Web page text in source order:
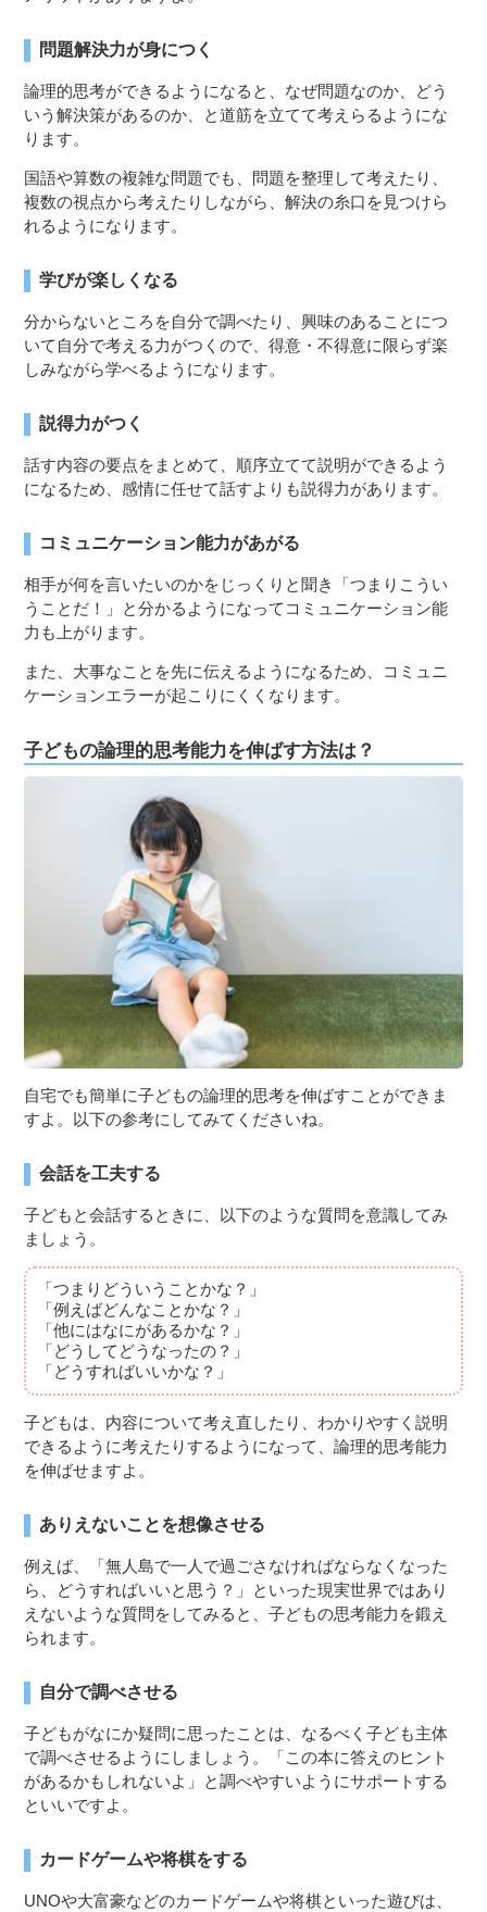
問題解決力が身につく
論理的思考ができるようになると、なぜ問題なのか、どう
いう解決策があるのか、と道筋を立てて考えらるようにな
ります。
国語や算数の複雑な問題でも、問題を整理して考えたり、
複数の視点から考えたりしながら、解決の糸口を見つけら
れるようになります。
学びが楽しくなる
分からないところを自分で調べたり、興味のあることにつ
いて自分で考える力がつくので、得意・不得意に限らず楽
しみながら学べるようになります。
説得力がつく
話す内容の要点をまとめて、順序立てて説明ができるよう
になるため、感情に任せて話すよりも説得力があります。
コミュニケーション能力があがる
相手が何を言いたいのかをじっくりと聞き「つまりこうい
うことだ！」と分かるようになってコミュニケーション能
力も上がります。
また、大事なことを先に伝えるようになるため、コミュニ
ケーションエラーが起こりにくくなります。
子どもの論理的思考能力を伸ばす方法は？
自宅でも簡単に子どもの論理的思考を伸ばすことができま
すよ。以下の参考にしてみてくださいね。
会話を工夫する
子どもと会話するときに、以下のような質問を意識してみ
ましょう。
「つまりどういうことかな？」
「例えばどんなことかな？」
「他にはなにがあるかな？」
「どうしてどうなったの？」
「どうすればいいかな？」
子どもは、内容について考え直したり、わかりやすく説明
できるように考えたりするようになって、論理的思考能力
を伸ばせますよ。
ありえないことを想像させる
例えば、「無人島で一人で過ごさなければならなくなった
ら、どうすればいいと思う？」といった現実世界ではあり
えないような質問をしてみると、子どもの思考能力を鍛え
られます。
自分で調べさせる
子どもがなにか疑問に思ったことは、なるべく子ども主体
で調べさせるようにしましょう。「この本に答えのヒント
があるかもしれないよ」と調べやすいようにサポートする
といいですよ。
カードゲームや将棋をする
UNOや大富豪などのカードゲームや将棋といった遊びは、